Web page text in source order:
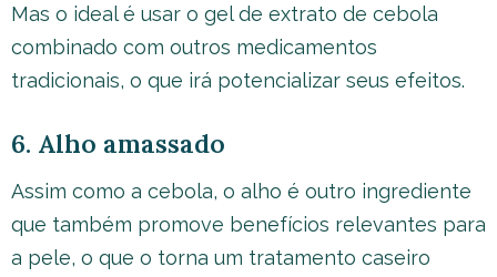
Mas o ideal é usar o gel de extrato de cebola
combinado com outros medicamentos
tradicionais, o que irá potencializar seus efeitos.
6. Alho amassado
Assim como a cebola, o alho é outro ingrediente
que também promove benefícios relevantes para
a pele, o que o torna um tratamento caseiro